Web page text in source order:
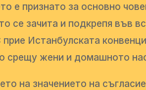
е признато за основно
се зачита и подкрепя във
прие Истанбулската
срещу жени и домашното
на значението на